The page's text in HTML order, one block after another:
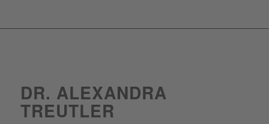
DR. ALEXANDRA
TREUTLER